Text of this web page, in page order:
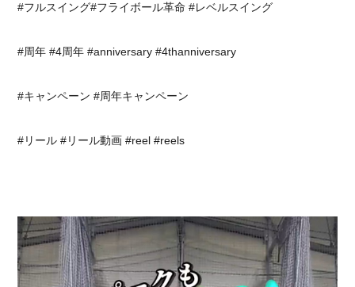
#フルスイング⁡#フライボール革命 #レベルスイング
#周年 #4周年 #anniversary #4thanniversary⁡
⁡#キャンペーン #周年キャンペーン
#リール #リール動画 #reel #reels